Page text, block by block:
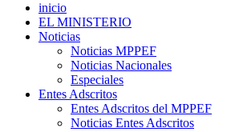
inicio
EL MINISTERIO
Noticias
Noticias MPPEF
Noticias Nacionales
Especiales
Entes Adscritos
Entes Adscritos del MPPEF
Noticias Entes Adscritos